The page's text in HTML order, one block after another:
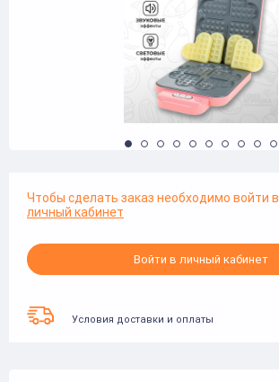
Чтобы сделать заказ необходимо войти в
личный кабинет
Войти в личный кабинет
Условия доставки и оплаты